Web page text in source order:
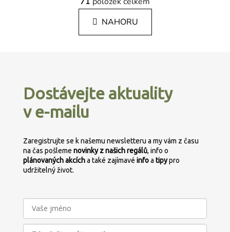
O
v
l
á
p
y
v
ý
s
n
k
NAHORU
Dostávejte aktuality
v e-mailu
Zaregistrujte se k našemu newsletteru a my vám z času
na čas pošleme novinky z našich regálů, info o
plánovanýchakcícha také zajímavé infoa tipypro
udržitelný život.